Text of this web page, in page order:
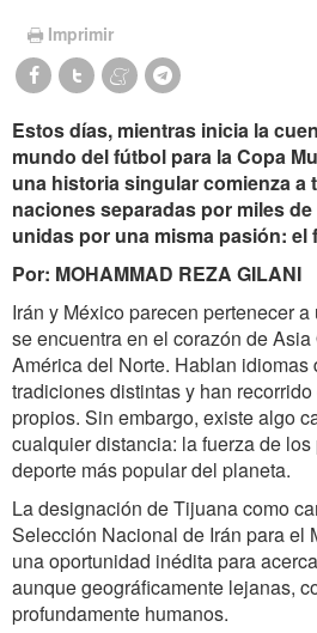
Imprimir
Estos días, mientras inicia la
mundo del fútbol para la Copa
una historia singular comienza a
naciones separadas por miles
unidas por una misma pasión: el
Por: MOHAMMAD REZA GILANI
Irán y México parecen pertenecer
se encuentra en el corazón de
América del Norte. Hablan idiomas
tradiciones distintas y han
propios. Sin embargo, existe algo
cualquier distancia: la fuerza de
deporte más popular del planeta.
La designación de Tijuana como
Selección Nacional de Irán para el
una oportunidad inédita para
aunque geográficamente lejanas,
profundamente humanos.